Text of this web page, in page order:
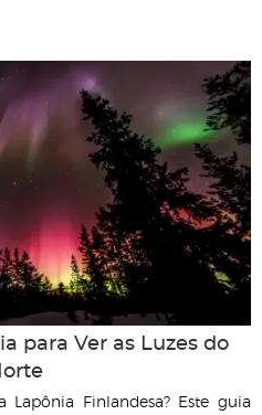
para Ver as Luzes do
Finlandesa? Este guia